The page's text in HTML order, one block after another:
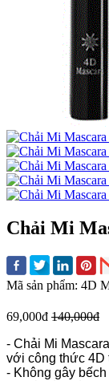
Chải Mi
Mã sản phẩm: 4D
69,000đ 140,000đ
- Chải Mi
với công thức 4D
- Không gây